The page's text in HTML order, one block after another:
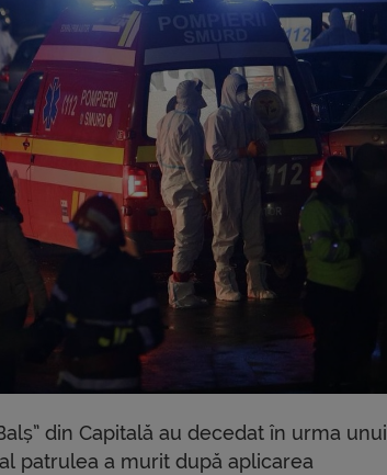
din Capitală au decedat în urma unui
patrulea a murit după aplicarea